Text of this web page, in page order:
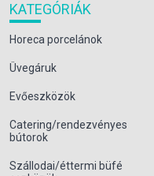
KATEGÓRIÁK
Horeca porcelánok
Üvegáruk
Evőeszközök
Catering/rendezvényes
bútorok
Szállodai/éttermi büfé